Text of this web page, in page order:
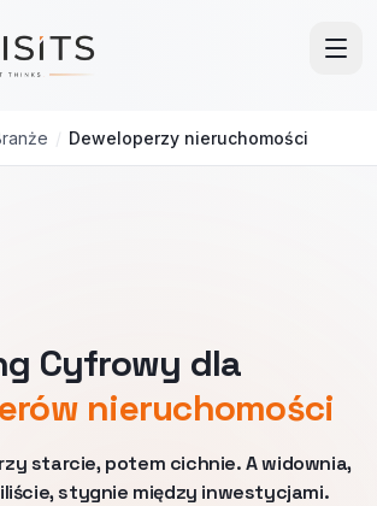
/ Deweloperzy nieruchomości
Cyfrowy dla
nieruchomości
starcie, potem cichnie. A widownia,
stygnie między inwestycjami.